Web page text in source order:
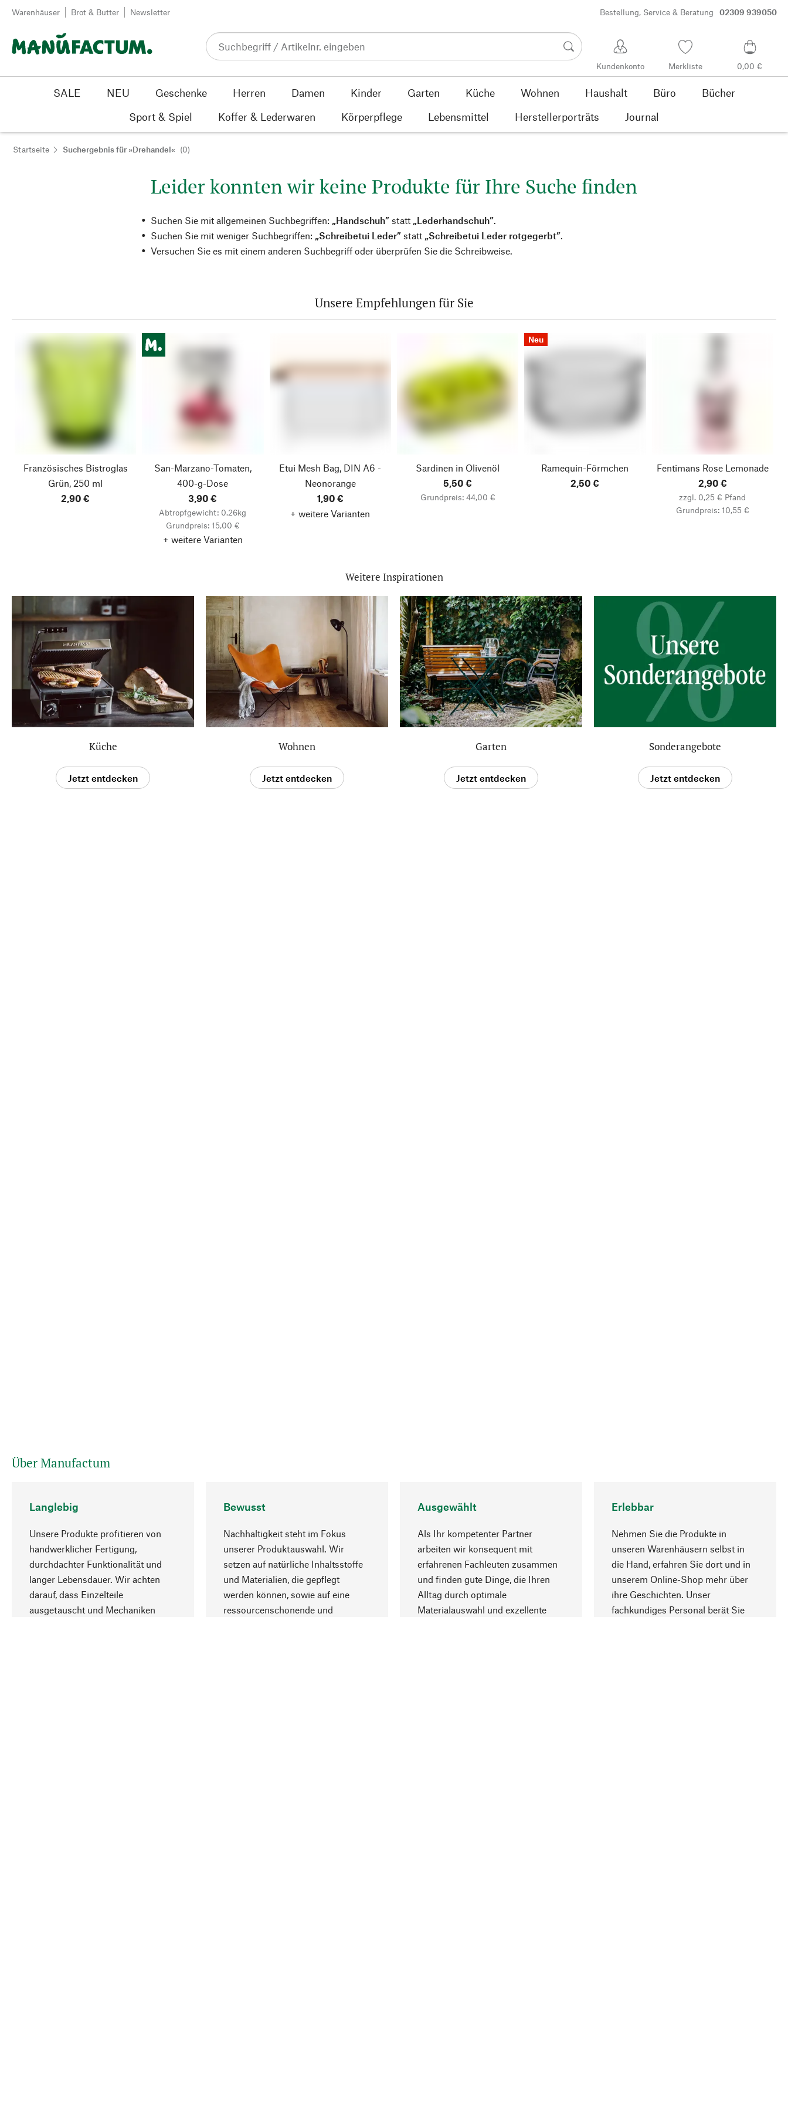
Zum Inhalt springen
Warenhäuser Brot & Butter Newsletter Bestellung, Service & Beratung 02309 939050
Kundenkonto Merkliste 0,00 €
SALE NEU Geschenke Herren Damen Kinder Garten Küche Wohnen Haushalt Büro
Bücher
Sport & Spiel
Koffer & Lederwaren Körperpflege Lebensmittel Herstellerporträts Journal
Startseite Suchergebnis für »Drehandel« (0)
Leider konnten wir keine Produkte für Ihre Suche finden
Suchen Sie mit allgemeinen Suchbegriffen: „Handschuh”statt „Lederhandschuh”.
Suchen Sie mit weniger Suchbegriffen: „Schreibetui Leder”statt „Schreibetui Leder rotgegerbt”.
Versuchen Sie es mit einem anderen Suchbegriff oder überprüfen Sie die Schreibweise.
Unsere Empfehlungen für Sie
Französisches Bistroglas
Grün, 250 ml
2,90 €
San-Marzano-Tomaten,
400-g-Dose
3,90 €
Abtropfgewicht: 0.26kg
Grundpreis: 15,00 €
+ weitere Varianten
Etui Mesh Bag, DIN A6 -
Neonorange
1,90 €
+ weitere Varianten
Sardinen in Olivenöl
5,50 €
Grundpreis: 44,00 €
Neu
Ramequin-Förmchen
2,50 €
Fentimans Rose Lemonade
2,90 €
zzgl. 0,25 € Pfand
Grundpreis: 10,55 €
Weitere Inspirationen
Küche
Jetzt entdecken
Wohnen
Jetzt entdecken
Garten
Jetzt entdecken
Sonderangebote
Jetzt entdecken
Über Manufactum
Langlebig
Unsere Produkte profitieren von
handwerklicher Fertigung,
durchdachter Funktionalität und
langer Lebensdauer. Wir achten
darauf, dass Einzelteile
ausgetauscht und Mechaniken
Bewusst
Nachhaltigkeit steht im Fokus
unserer Produktauswahl. Wir
setzen auf natürliche Inhaltsstoffe
und Materialien, die gepflegt
werden können, sowie auf eine
ressourcenschonende und
Ausgewählt
Als Ihr kompetenter Partner
arbeiten wir konsequent mit
erfahrenen Fachleuten zusammen
und finden gute Dinge, die Ihren
Alltag durch optimale
Materialauswahl und exzellente
Erlebbar
Nehmen Sie die Produkte in
unseren Warenhäusern selbst in
die Hand, erfahren Sie dort und in
unserem Online-Shop mehr über
ihre Geschichten. Unser
fachkundiges Personal berät Sie